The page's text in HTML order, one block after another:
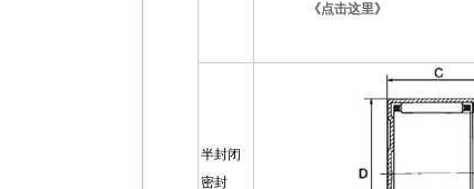
《点击这里》
半封闭
密封